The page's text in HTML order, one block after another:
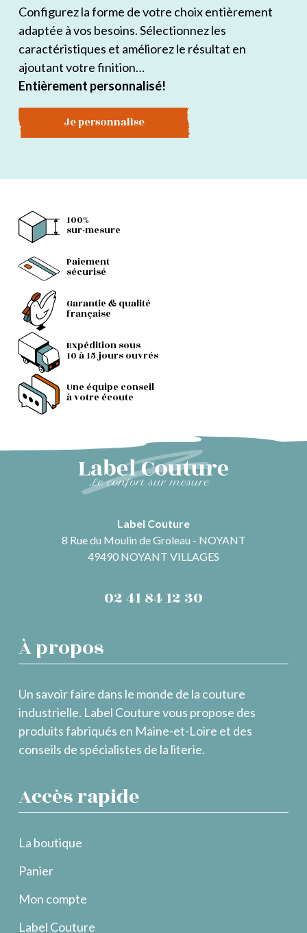
Configurez la forme de votre choix entièrement
adaptée à vos besoins. Sélectionnez les
caractéristiques et améliorez le résultat en
ajoutant votre finition…
Entièrement personnalisé!
Je personnalise
100%
sur-mesure
Paiement
sécurisé
Garantie & qualité
française
Expédition sous
10 à 15 jours ouvrés
Une équipe conseil
à votre écoute
Label Couture
8 Rue du Moulin de Groleau - NOYANT
49490 NOYANT VILLAGES
02 41 84 12 30
À propos
Un savoir faire dans le monde de la couture
industrielle. Label Couture vous propose des
produits fabriqués en Maine-et-Loire et des
conseils de spécialistes de la literie.
Accès rapide
La boutique
Panier
Mon compte
Label Couture